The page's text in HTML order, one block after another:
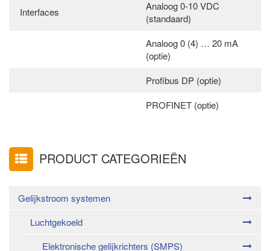
Interfaces
Analoog 0-10 VDC
(standaard)
Analoog 0 (4) … 20 mA
(optie)
Profibus DP (optie)
PROFINET (optie)
PRODUCT CATEGORIEËN
Gelijkstroom systemen
Luchtgekoeld
Elektronische gelijkrichters (SMPS)